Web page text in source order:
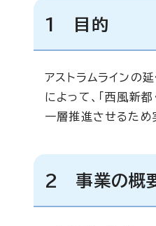
1 目的
アストラムラインの
によって、「西風新
一層推進させるため
2 事業の概